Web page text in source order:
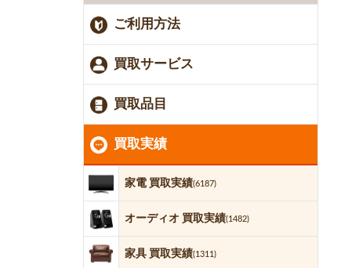
ご利用方法
買取サービス
買取品目
買取実績
家電 買取実績(6187)
オーディオ 買取実績(1482)
家具 買取実績(1311)